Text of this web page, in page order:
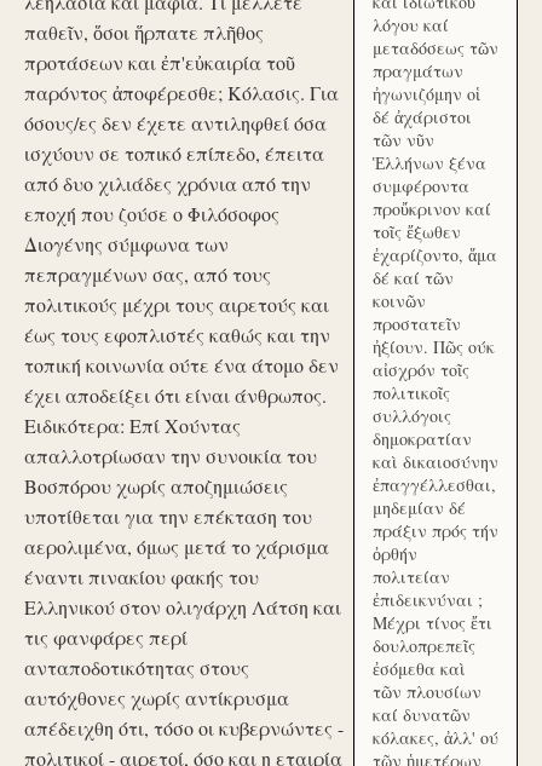
παθεῖν, ὅσοι ἥρπατε πλῆθος
προτάσεων και ἐπ'εὐκαιρία τοῦ
παρόντος ἀποφέρεσθε; Κόλασις. Για
όσους/ες δεν έχετε αντιληφθεί όσα
ισχύουν σε τοπικό επίπεδο, έπειτα
από δυο χιλιάδες χρόνια από την
εποχή που ζούσε ο Φιλόσοφος
Διογένης σύμφωνα των
πεπραγμένων σας, από τους
πολιτικούς μέχρι τους αιρετούς και
έως τους εφοπλιστές καθώς και την
τοπική κοινωνία ούτε ένα άτομο δεν
έχει αποδείξει ότι είναι άνθρωπος.
Ειδικότερα: Επί Χούντας
απαλλοτρίωσαν την συνοικία του
Βοσπόρου χωρίς αποζημιώσεις
υποτίθεται για την επέκταση του
αερολιμένα, όμως μετά το χάρισμα
έναντι πινακίου φακής του
Ελληνικού στον ολιγάρχη Λάτση και
τις φανφάρες περί
ανταποδοτικότητας στους
αυτόχθονες χωρίς αντίκρυσμα
απέδειχθη ότι, τόσο οι κυβερνώντες -
πολιτικοί - αιρετοί, όσο και η εταιρία
λόγου καί
μεταδόσεως τῶν
πραγμάτων
ἠγωνιζόμην οἱ
δέ ἀχάριστοι
τῶν νῦν
Ἑλλήνων ξένα
συμφέροντα
προὔκρινον καί
τοῖς ἔξωθεν
ἐχαρίζοντο, ἅμα
δέ καί τῶν
κοινῶν
προστατεῖν
ἠξίουν. Πῶς ούκ
αἰσχρόν τοῖς
πολιτικοῖς
συλλόγοις
δημοκρατίαν
καὶ δικαιοσύνην
ἐπαγγέλλεσθαι,
μηδεμίαν δέ
πράξιν πρός τήν
ὀρθήν
πολιτείαν
ἐπιδεικνύναι ;
Μέχρι τίνος ἔτι
δουλοπρεπεῖς
ἐσόμεθα καὶ
τῶν πλουσίων
καί δυνατῶν
κόλακες, ἀλλ' ού
τῶν ἡμετέρων